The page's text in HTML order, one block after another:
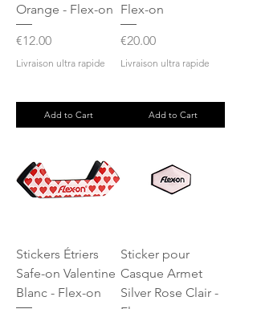
Orange - Flex-on
Price
€12.00
Livraison ultra rapide
Add to Cart
Flex-on
Price
€20.00
Livraison ultra rapide
Add to Cart
Stickers Étriers
Safe-on Valentine
Blanc - Flex-on
Sticker pour
Casque Armet
Silver Rose Clair -